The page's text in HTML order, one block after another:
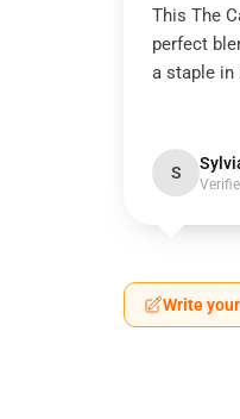
This The
perfect
a staple in
S
Write